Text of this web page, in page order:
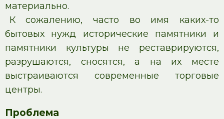
материально.
К сожалению, часто во имя каких-то
бытовых нужд исторические памятники и
памятники культуры не реставрируются,
разрушаются, сносятся, а на их месте
выстраиваются современные торговые
центры.
Проблема